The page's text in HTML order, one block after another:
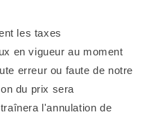
les taxes
en vigueur au moment
erreur ou faute de notre
du prix sera
l'annulation de